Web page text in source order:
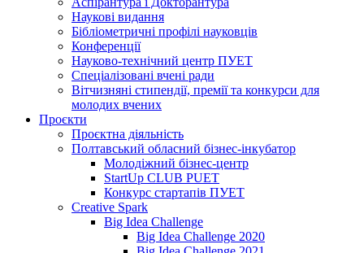
Наукові видання
Бібліометричні профілі науковців
Конференції
Науково-технічний центр ПУЕТ
Спеціалізовані вчені ради
Вітчизняні стипендії, премії та конкурси для
молодих вчених
Проєкти
Проєктна діяльність
Полтавський обласний бізнес-інкубатор
Молодіжний бізнес-центр
StartUp CLUB PUET
Конкурс стартапів ПУЕТ
Creative Spark
Big Idea Challenge
Big Idea Challenge 2020